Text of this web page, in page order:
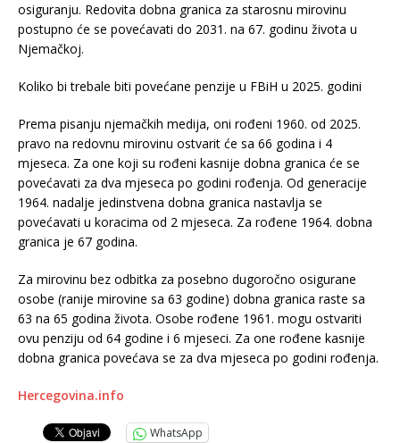
osiguranju. Redovita dobna granica za starosnu mirovinu
postupno će se povećavati do 2031. na 67. godinu života u
Njemačkoj.
Koliko bi trebale biti povećane penzije u FBiH u 2025. godini
Prema pisanju njemačkih medija, oni rođeni 1960. od 2025.
pravo na redovnu mirovinu ostvarit će sa 66 godina i 4
mjeseca. Za one koji su rođeni kasnije dobna granica će se
povećavati za dva mjeseca po godini rođenja. Od generacije
1964. nadalje jedinstvena dobna granica nastavlja se
povećavati u koracima od 2 mjeseca. Za rođene 1964. dobna
granica je 67 godina.
Za mirovinu bez odbitka za posebno dugoročno osigurane
osobe (ranije mirovine sa 63 godine) dobna granica raste sa
63 na 65 godina života. Osobe rođene 1961. mogu ostvariti
ovu penziju od 64 godine i 6 mjeseci. Za one rođene kasnije
dobna granica povećava se za dva mjeseca po godini rođenja.
Hercegovina.info
WhatsApp